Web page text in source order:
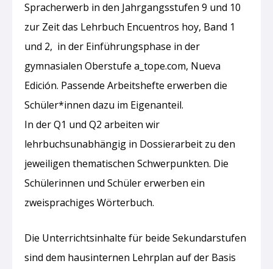
Spracherwerb in den Jahrgangsstufen 9 und 10
zur Zeit das Lehrbuch Encuentros hoy, Band 1
und 2, in der Einführungsphase in der
gymnasialen Oberstufe a_tope.com, Nueva
Edición. Passende Arbeitshefte erwerben die
Schüler*innen dazu im Eigenanteil.
In der Q1 und Q2 arbeiten wir
lehrbuchsunabhängig in Dossierarbeit zu den
jeweiligen thematischen Schwerpunkten. Die
Schülerinnen und Schüler erwerben ein
zweisprachiges Wörterbuch.
Die Unterrichtsinhalte für beide Sekundarstufen
sind dem hausinternen Lehrplan auf der Basis